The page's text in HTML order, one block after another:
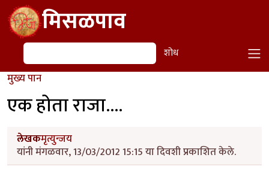
Skip to main contentमिसळपाव
शोध शोध
मुख्य पान
एक होता राजा....
लेखकमृत्युन्जय
यांनी मंगळवार, 13/03/2012 15:15 या दिवशी प्रकाशित केले.